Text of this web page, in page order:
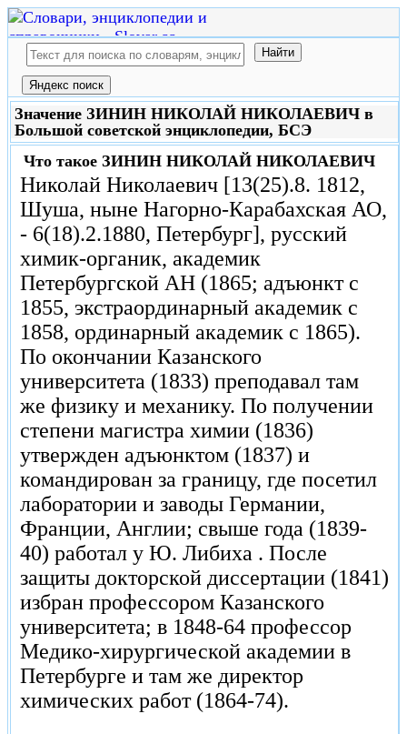
Значение ЗИНИН НИКОЛАЙ НИКОЛАЕВИЧ в
Большой советской энциклопедии, БСЭ
Что такое ЗИНИН НИКОЛАЙ НИКОЛАЕВИЧ
Николай Николаевич [13(25).8. 1812,
Шуша, ныне Нагорно-Карабахская АО,
- 6(18).2.1880, Петербург], русский
химик-органик, академик
Петербургской АН (1865; адъюнкт с
1855, экстраординарный академик с
1858, ординарный академик с 1865).
По окончании Казанского
университета (1833) преподавал там
же физику и механику. По получении
степени магистра химии (1836)
утвержден адъюнктом (1837) и
командирован за границу, где посетил
лаборатории и заводы Германии,
Франции, Англии; свыше года (1839-
40) работал у Ю. Либиха . После
защиты докторской диссертации (1841)
избран профессором Казанского
университета; в 1848-64 профессор
Медико-хирургической академии в
Петербурге и там же директор
химических работ (1864-74).